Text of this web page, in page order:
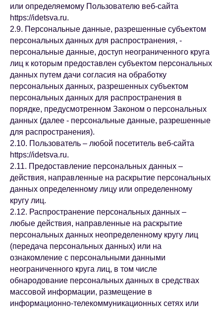
или определяемому Пользователю веб-сайта
https://idetsva.ru.
2.9. Персональные данные, разрешенные субъектом
персональных данных для распространения, -
персональные данные, доступ неограниченного круга
лиц к которым предоставлен субъектом персональных
данных путем дачи согласия на обработку
персональных данных, разрешенных субъектом
персональных данных для распространения в
порядке, предусмотренном Законом о персональных
данных (далее - персональные данные, разрешенные
для распространения).
2.10. Пользователь – любой посетитель веб-сайта
https://idetsva.ru.
2.11. Предоставление персональных данных –
действия, направленные на раскрытие персональных
данных определенному лицу или определенному
кругу лиц.
2.12. Распространение персональных данных –
любые действия, направленные на раскрытие
персональных данных неопределенному кругу лиц
(передача персональных данных) или на
ознакомление с персональными данными
неограниченного круга лиц, в том числе
обнародование персональных данных в средствах
массовой информации, размещение в
информационно-телекоммуникационных сетях или